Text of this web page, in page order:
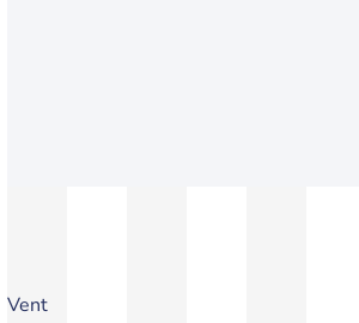
Vent